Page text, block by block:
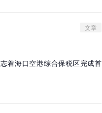
文章
着海口空港综合保税区完成首